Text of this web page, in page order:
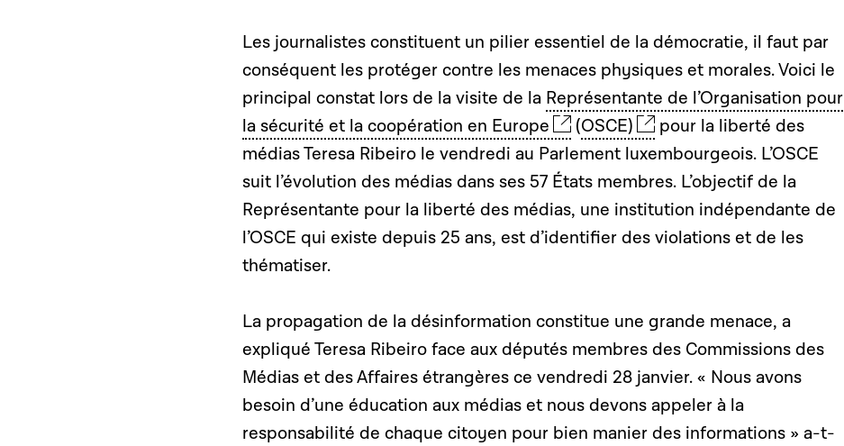
Les journalistes constituent un pilier essentiel de la démocratie, il faut par
conséquent les protéger contre les menaces physiques et morales. Voici le
principal constat lors de la visite de la Représentante de l’Organisation pour
la sécurité et la coopération en Europe
(OSCE)
pour la liberté des
médias Teresa Ribeiro le vendredi au Parlement luxembourgeois. L’OSCE
suit l’évolution des médias dans ses 57 États membres. L’objectif de la
Représentante pour la liberté des médias, une institution indépendante de
l’OSCE qui existe depuis 25 ans, est d’identifier des violations et de les
thématiser.
La propagation de la désinformation constitue une grande menace, a
expliqué Teresa Ribeiro face aux députés membres des Commissions des
Médias et des Affaires étrangères ce vendredi 28 janvier. « Nous avons
besoin d’une éducation aux médias et nous devons appeler à la
responsabilité de chaque citoyen pour bien manier des informations » a-t-